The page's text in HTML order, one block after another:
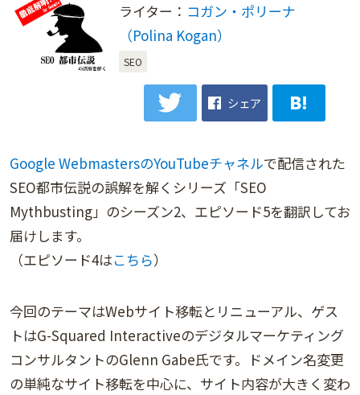
ライター： コガン・ポリーナ
（Polina Kogan）
SEO
シェア
Google WebmastersのYouTubeチャネルで配信された
SEO都市伝説の誤解を解くシリーズ「SEO
Mythbusting」のシーズン2、エピソード5を翻訳してお
届けします。
（エピソード4はこちら）
今回のテーマはWebサイト移転とリニューアル、ゲス
トはG-Squared Interactiveのデジタルマーケティング
コンサルタントのGlenn Gabe氏です。ドメイン名変更
の単純なサイト移転を中心に、サイト内容が大きく変わ